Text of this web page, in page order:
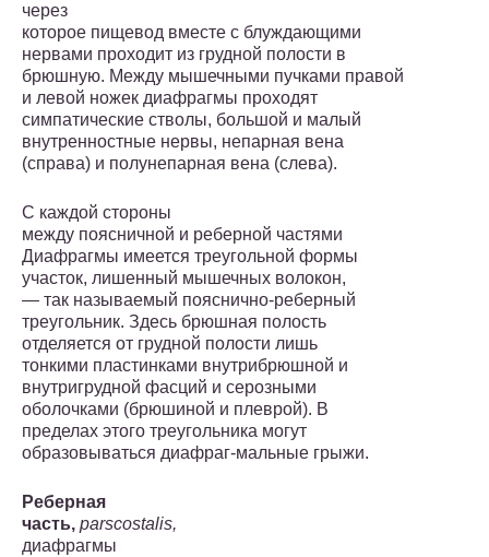
через
которое пищевод вместе с блуждающими
нервами проходит из грудной полости в
брюшную. Между мышечными пучками правой
и ле­вой ножек диафрагмы проходят
симпатические стволы, большой и малый
внутренностные нервы, непарная вена
(справа) и полу­непарная вена (слева).
С каждой стороны
между поясничной и реберной частями
Диафрагмы имеется треугольной формы
участок, лишенный мы­шечных волокон,
— так называемый пояснично-реберный
тре­угольник. Здесь брюшная полость
отделяется от грудной полости лишь
тонкими пластинками внутрибрюшной и
внутригрудной фасций и серозными
оболочками (брюшиной и плеврой). В
пределах этого треугольника могут
образовываться диафраг-мальные грыжи.
Реберная
часть, parscostalis,
диафрагмы